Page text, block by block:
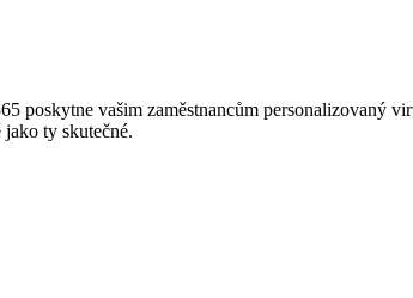
poskytne vašim zaměstnancům personalizovaný
jako ty skutečné.